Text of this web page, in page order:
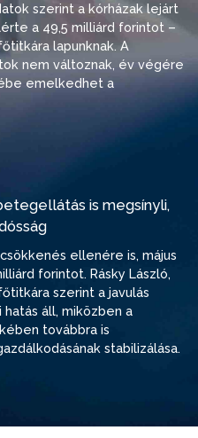
szerint a kórházak lejárt
a 49,5 milliárd forintot –
lapunknak. A
nem változnak, év végére
emelkedhet a
is megsínyli,
ellenére is, május
forintot. Rásky László,
szerint a javulás
áll, miközben a
továbbra is
stabilizálása.